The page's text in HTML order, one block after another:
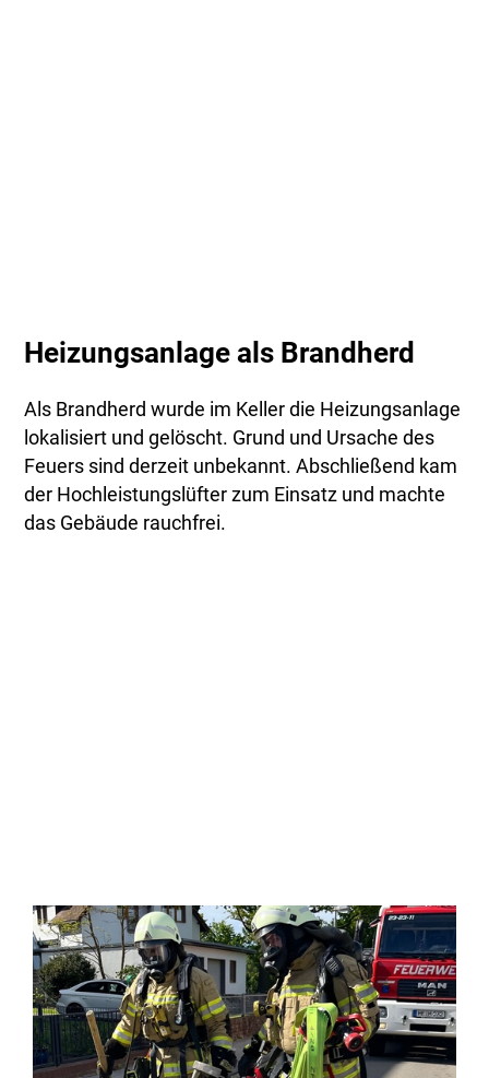
Heizungsanlage als Brandherd
Als Brandherd wurde im Keller die Heizungsanlage
lokalisiert und gelöscht. Grund und Ursache des
Feuers sind derzeit unbekannt. Abschließend kam
der Hochleistungslüfter zum Einsatz und machte
das Gebäude rauchfrei.